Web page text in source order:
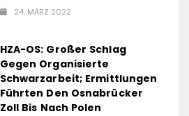
24. MÄRZ 2022
HZA-OS: Großer Schlag
Gegen Organisierte
Schwarzarbeit; Ermittlungen
Führten Den Osnabrücker
Zoll Bis Nach Polen